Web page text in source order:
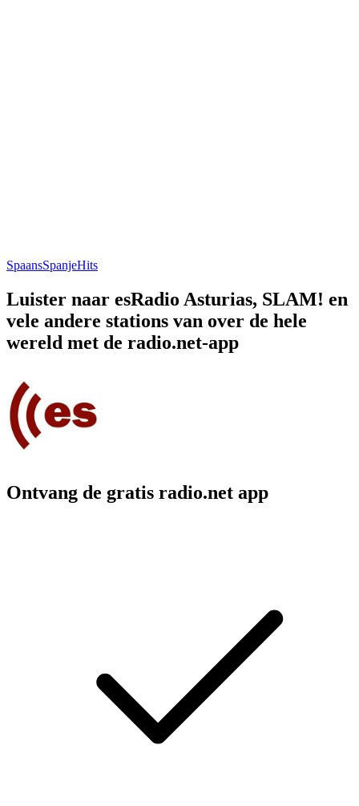
SpaansSpanjeHits
Luister naar esRadio Asturias, SLAM! en
vele andere stations van over de hele
wereld met de radio.net-app
Ontvang de gratis radio.net app